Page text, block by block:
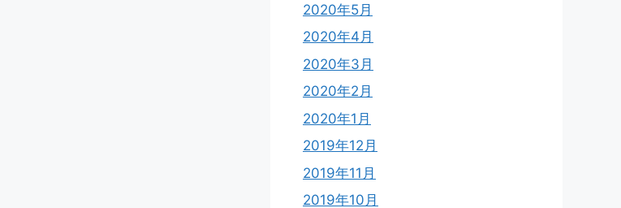
2020年5月
2020年4月
2020年3月
2020年2月
2020年1月
2019年12月
2019年11月
2019年10月